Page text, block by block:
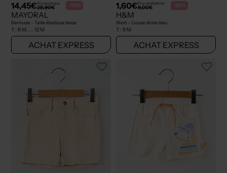
14,45€Prix boutique :
28,90€ -50%
MAYORAL
Bermuda - Taille élastique beige
T : 6 M, ... 12 M
ACHAT EXPRESS
1,60€Prix neuf estimé :
8,00€ -80%
H&M
Short - Coupe droite bleu
T : 9 M
ACHAT EXPRESS